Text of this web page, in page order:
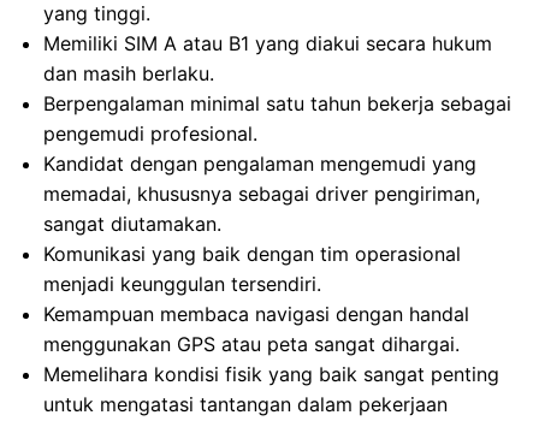
yang tinggi.
Memiliki SIM A atau B1 yang diakui secara hukum
dan masih berlaku.
Berpengalaman minimal satu tahun bekerja sebagai
pengemudi profesional.
Kandidat dengan pengalaman mengemudi yang
memadai, khususnya sebagai driver pengiriman,
sangat diutamakan.
Komunikasi yang baik dengan tim operasional
menjadi keunggulan tersendiri.
Kemampuan membaca navigasi dengan handal
menggunakan GPS atau peta sangat dihargai.
Memelihara kondisi fisik yang baik sangat penting
untuk mengatasi tantangan dalam pekerjaan